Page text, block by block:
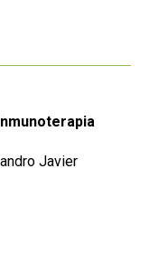
Javier